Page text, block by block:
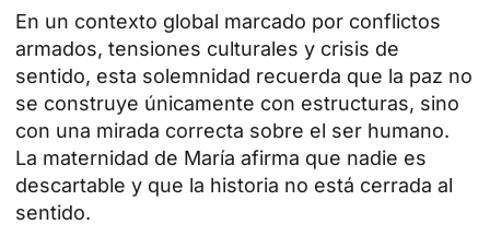
En un contexto global marcado por conflictos
armados, tensiones culturales y crisis de
sentido, esta solemnidad recuerda que la paz no
se construye únicamente con estructuras, sino
con una mirada correcta sobre el ser humano.
La maternidad de María afirma que nadie es
descartable y que la historia no está cerrada al
sentido.